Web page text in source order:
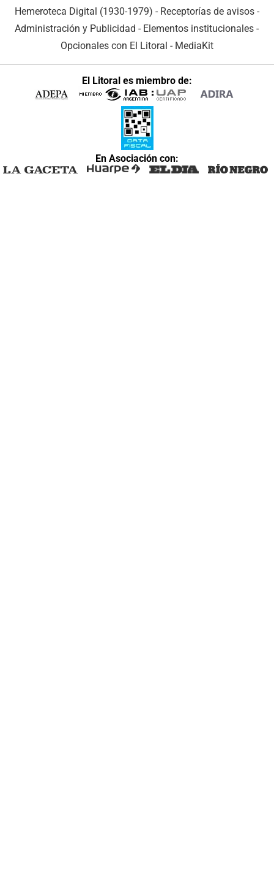
Hemeroteca Digital (1930-1979) - Receptorías de avisos -
Administración y Publicidad - Elementos institucionales -
Opcionales con El Litoral - MediaKit
El Litoral es miembro de:
En Asociación con: